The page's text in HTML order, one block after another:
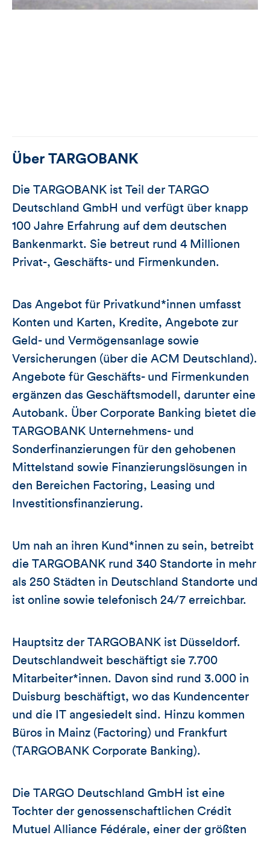
Über TARGOBANK
Die TARGOBANK ist Teil der TARGO
Deutschland GmbH und verfügt über knapp
100 Jahre Erfahrung auf dem deutschen
Bankenmarkt. Sie betreut rund 4 Millionen
Privat-, Geschäfts- und Firmenkunden.
Das Angebot für Privatkund*innen umfasst
Konten und Karten, Kredite, Angebote zur
Geld- und Vermögensanlage sowie
Versicherungen (über die ACM Deutschland).
Angebote für Geschäfts- und Firmenkunden
ergänzen das Geschäftsmodell, darunter eine
Autobank. Über Corporate Banking bietet die
TARGOBANK Unternehmens- und
Sonderfinanzierungen für den gehobenen
Mittelstand sowie Finanzierungslösungen in
den Bereichen Factoring, Leasing und
Investitionsfinanzierung.
Um nah an ihren Kund*innen zu sein, betreibt
die TARGOBANK rund 340 Standorte in mehr
als 250 Städten in Deutschland Standorte und
ist online sowie telefonisch 24/7 erreichbar.
Hauptsitz der TARGOBANK ist Düsseldorf.
Deutschlandweit beschäftigt sie 7.700
Mitarbeiter*innen. Davon sind rund 3.000 in
Duisburg beschäftigt, wo das Kundencenter
und die IT angesiedelt sind. Hinzu kommen
Büros in Mainz (Factoring) und Frankfurt
(TARGOBANK Corporate Banking).
Die TARGO Deutschland GmbH ist eine
Tochter der genossenschaftlichen Crédit
Mutuel Alliance Fédérale, einer der größten